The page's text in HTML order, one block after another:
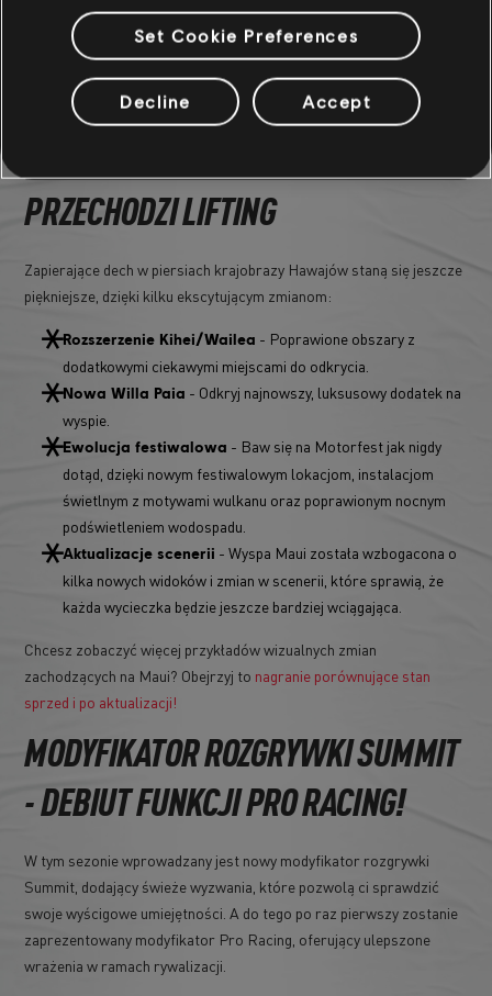
dla siebie.
Podcast będzie też dostępny na wszystkich platformach
streamingowych. Więcej informacji znaleźć można w naszych
mediach społecznościowych.
PRZECHODZI LIFTING
Zapierające dech w piersiach krajobrazy Hawajów staną się jeszcze
piękniejsze, dzięki kilku ekscytującym zmianom:
Rozszerzenie Kihei/Wailea - Poprawione obszary z
dodatkowymi ciekawymi miejscami do odkrycia.
Nowa Willa Paia - Odkryj najnowszy, luksusowy dodatek na
wyspie.
Ewolucja festiwalowa - Baw się na Motorfest jak nigdy
dotąd, dzięki nowym festiwalowym lokacjom, instalacjom
świetlnym z motywami wulkanu oraz poprawionym nocnym
podświetleniem wodospadu.
Aktualizacje scenerii - Wyspa Maui została wzbogacona o
kilka nowych widoków i zmian w scenerii, które sprawią, że
każda wycieczka będzie jeszcze bardziej wciągająca.
Chcesz zobaczyć więcej przykładów wizualnych zmian
zachodzących na Maui? Obejrzyj to nagranie porównujące stan
sprzed i po aktualizacji!
MODYFIKATOR ROZGRYWKI SUMMIT
- DEBIUT FUNKCJI PRO RACING!
W tym sezonie wprowadzany jest nowy modyfikator rozgrywki
Summit, dodający świeże wyzwania, które pozwolą ci sprawdzić
swoje wyścigowe umiejętności. A do tego po raz pierwszy zostanie
zaprezentowany modyfikator Pro Racing, oferujący ulepszone
wrażenia w ramach rywalizacji.
Set Cookie Preferences
Decline Accept